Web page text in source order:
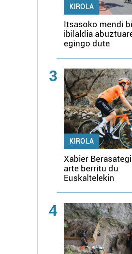
KIROLA
Itsasoko mendi
ibilaldia
egingo dute
3
KIROLA
Xabier
arte berritu du
Euskaltelekin
4